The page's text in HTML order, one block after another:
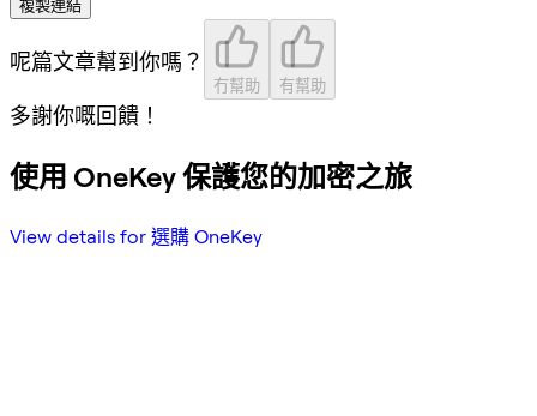
複製連結
呢篇文章幫到你嗎？
冇幫助 有幫助
多謝你嘅回饋！
使用 OneKey 保護您的加密之旅
View details for 選購 OneKey